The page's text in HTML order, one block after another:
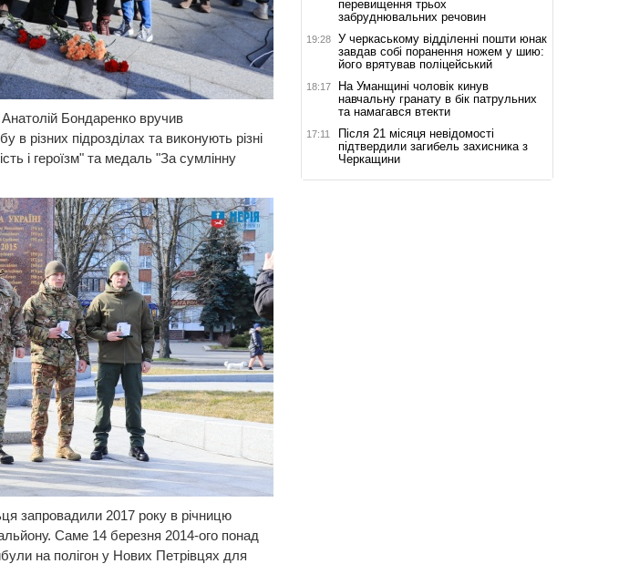
Анатолій Бондаренко вручив
в різних підрозділах та виконують різні
і героїзм" та медаль "За сумлінну
запровадили 2017 року в річницю
Саме 14 березня 2014-ого понад
на полігон у Нових Петрівцях для
перевищення трьох
забруднювальних речовин
19:28
У черкаському відділенні пошти юнак
завдав собі поранення ножем у шию:
його врятував поліцейський
18:17
На Уманщині чоловік кинув
навчальну гранату в бік патрульних
та намагався втекти
17:11
Після 21 місяця невідомості
підтвердили загибель захисника з
Черкащини